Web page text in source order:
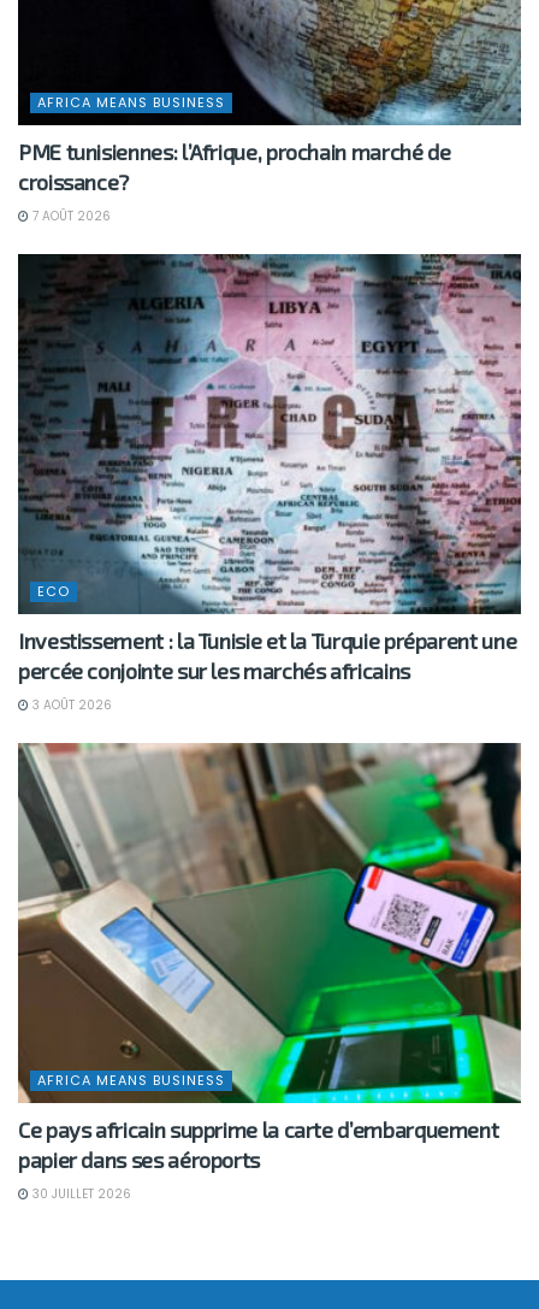
AFRICA MEANS BUSINESS
PME tunisiennes: l’Afrique, prochain marché de
croissance?
7 AOÛT 2026
ECO
Investissement : la Tunisie et la Turquie préparent une
percée conjointe sur les marchés africains
3 AOÛT 2026
AFRICA MEANS BUSINESS
Ce pays africain supprime la carte d’embarquement
papier dans ses aéroports
30 JUILLET 2026